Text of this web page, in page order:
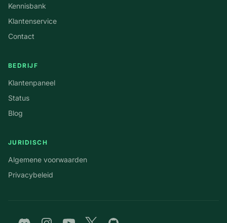
Kennisbank
Klantenservice
Contact
BEDRIJF
Klantenpaneel
Status
Blog
JURIDISCH
Algemene voorwaarden
Privacybeleid
DiscordInstagramYouTubeTwitterGitHub